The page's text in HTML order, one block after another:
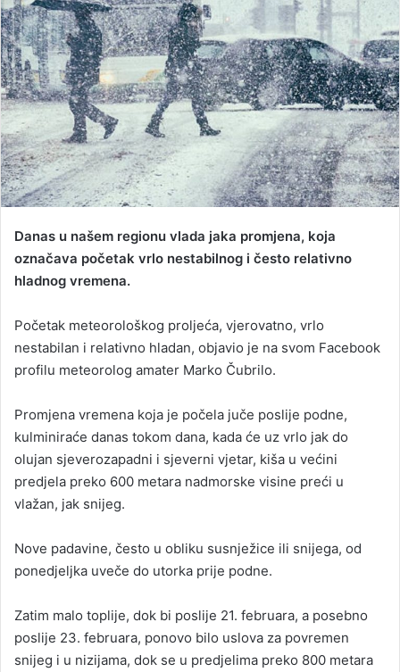
n
e
a
i
Danas u našem regionu vlada jaka promjena, koja
označava početak vrlo nestabilnog i često relativno
hladnog vremena.
Početak meteorološkog proljeća, vjerovatno, vrlo
nestabilan i relativno hladan, objavio je na svom Facebook
profilu meteorolog amater Marko Čubrilo.
Promjena vremena koja je počela juče poslije podne,
kulminiraće danas tokom dana, kada će uz vrlo jak do
olujan sjeverozapadni i sjeverni vjetar, kiša u većini
pred‌jela preko 600 metara nadmorske visine preći u
vlažan, jak snijeg.
Nove padavine, često u obliku susnježice ili snijega, od
poned‌jeljka uveče do utorka prije podne.
Zatim malo toplije, dok bi poslije 21. februara, a posebno
poslije 23. februara, ponovo bilo uslova za povremen
snijeg i u nizijama, dok se u pred‌jelima preko 800 metara